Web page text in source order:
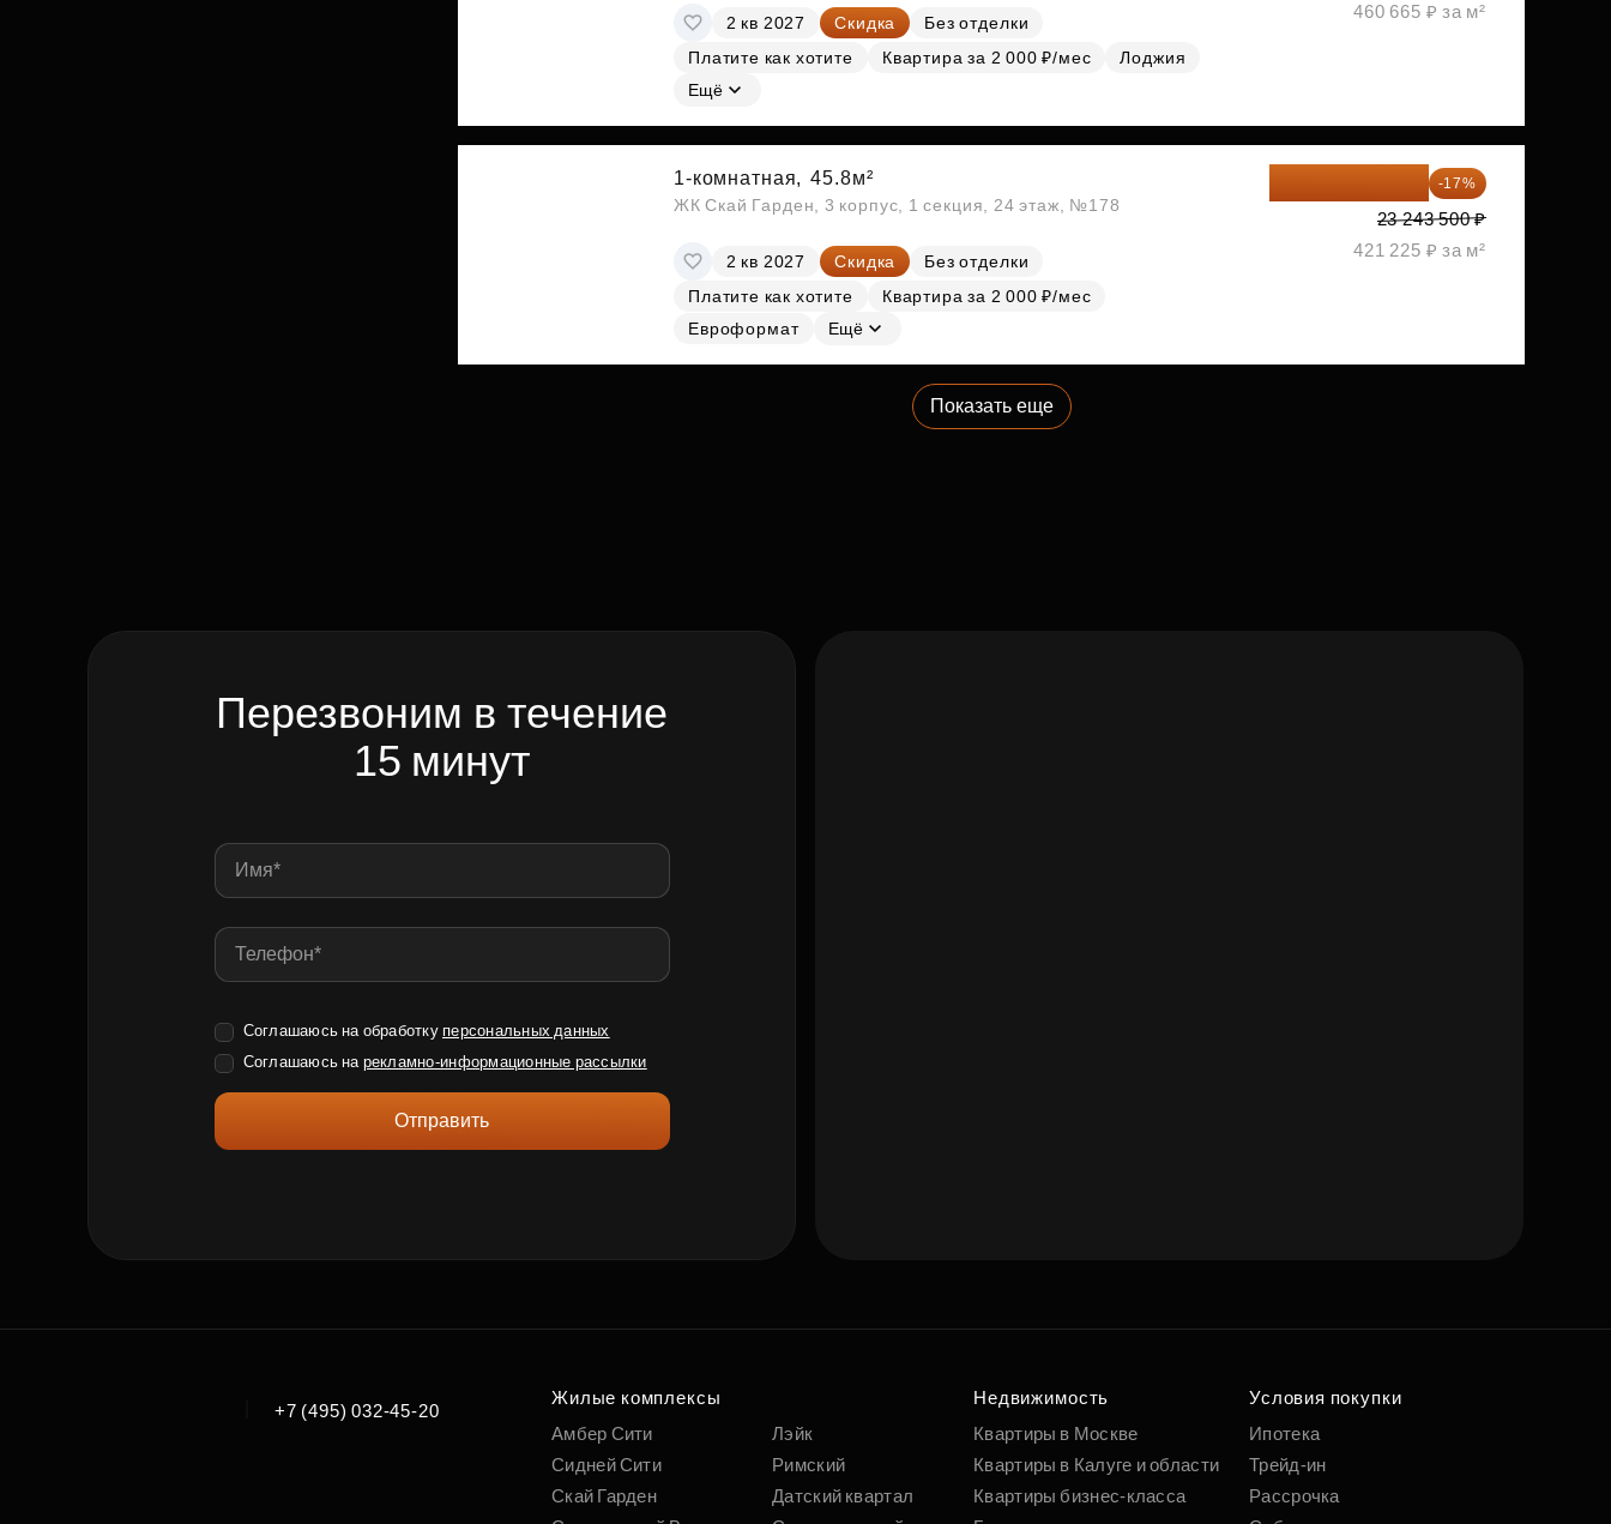
2 кв 2027 Скидка
Без отделки
Платите как хотите
Квартира за 2 000 ₽/мес
Лоджия
Ещё
460 665 ₽ за м²
1-комнатная, 45.8м²
ЖК Скай Гарден, 3 корпус, 1 секция, 24 этаж, №178
2 кв 2027 Скидка
Без отделки
Платите как хотите
Квартира за 2 000 ₽/мес
Евроформат
Ещё
-17%
23 243 500 ₽
421 225 ₽ за м²
Показать еще
Перезвоним в течение
15 минут
Соглашаюсь на обработку персональных данных
Соглашаюсь на рекламно-информационные рассылки
Отправить
+7 (495) 032-45-20
Жилые комплексы
Амбер Сити
Сидней Сити
Скай Гарден
Лэйк
Римский
Датский квартал
Недвижимость
Квартиры в Москве
Квартиры в Калуге и области
Квартиры бизнес-класса
Условия покупки
Ипотека
Трейд-ин
Рассрочка